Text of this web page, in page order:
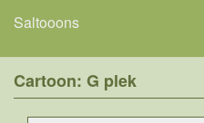
Saltooons
Cartoon: G plek